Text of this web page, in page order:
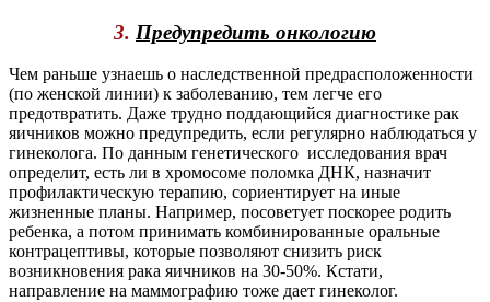
3. Предупредить онкологию
Чем раньше узнаешь о наследственной предрасположенности
(по женской линии) к заболеванию, тем легче его
предотвратить. Даже трудно поддающийся диагностике рак
яичников можно предупредить, если регулярно наблюдаться у
гинеколога. По данным генетического исследования врач
определит, есть ли в хромосоме поломка ДНК, назначит
профилактическую терапию, сориентирует на иные
жизненные планы. Например, посоветует поскорее родить
ребенка, а потом принимать комбинированные оральные
контрацептивы, которые позволяют снизить риск
возникновения рака яичников на 30-50%. Кстати,
направление на маммографию тоже дает гинеколог.